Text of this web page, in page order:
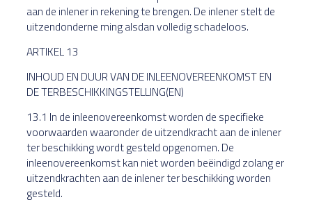
aan de inlener in rekening te brengen. De inlener stelt de
uitzendonderne ming alsdan volledig schadeloos.
ARTIKEL 13
INHOUD EN DUUR VAN DE INLEENOVEREENKOMST EN
DE TERBESCHIKKINGSTELLING(EN)
13.1 In de inleenovereenkomst worden de specifieke
voorwaarden waaronder de uitzendkracht aan de inlener
ter beschikking wordt gesteld opgenomen. De
inleenovereenkomst kan niet worden beëindigd zolang er
uitzendkrachten aan de inlener ter beschikking worden
gesteld.